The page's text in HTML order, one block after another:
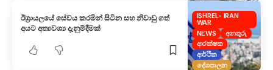
ISHREL- IRAN
WAR
NEWS
අනතුරු
ආරක්ෂක
ආර්ථික
දේශපාලන
ඊශ්‍රායලයේ සේවය කරමින් සිටින සහ නිවාඩු ගත්
අයට අත්‍යවශ්‍ය දැනුම්දීමක්